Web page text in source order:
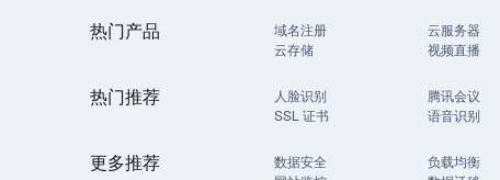
热门产品 域名注册 云服务器
云存储
视频直播
热门推荐 人脸识别 腾讯会议
SSL 证书
语音识别
更多推荐 数据安全 负载均衡